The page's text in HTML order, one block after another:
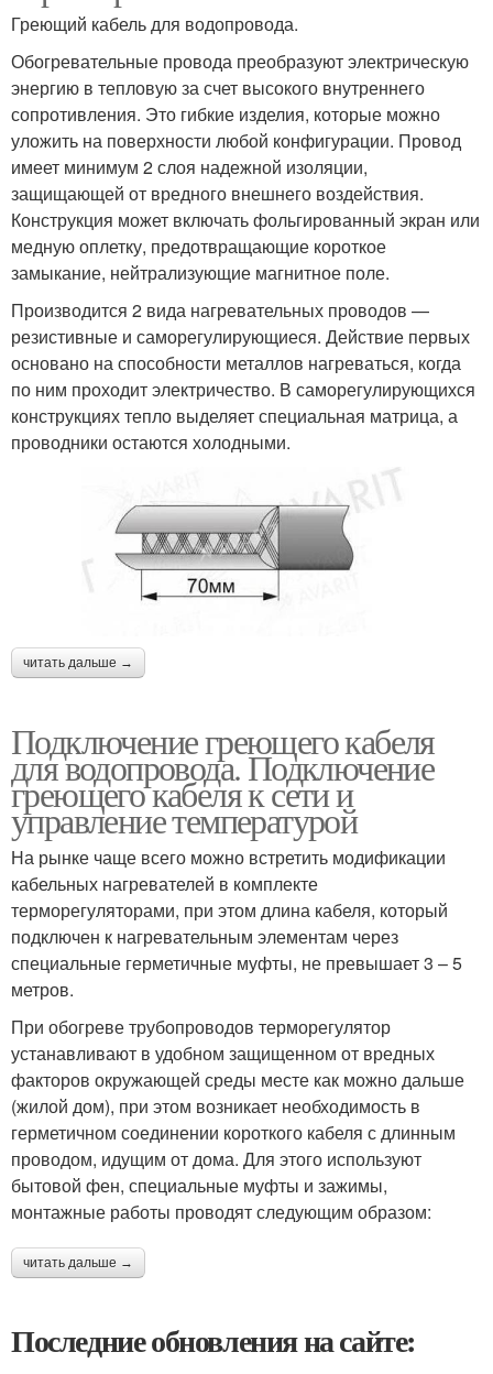
Греющий кабель для водопровода.
Обогревательные провода преобразуют электрическую
энергию в тепловую за счет высокого внутреннего
сопротивления. Это гибкие изделия, которые можно
уложить на поверхности любой конфигурации. Провод
имеет минимум 2 слоя надежной изоляции,
защищающей от вредного внешнего воздействия.
Конструкция может включать фольгированный экран или
медную оплетку, предотвращающие короткое
замыкание, нейтрализующие магнитное поле.
Производится 2 вида нагревательных проводов —
резистивные и саморегулирующиеся. Действие первых
основано на способности металлов нагреваться, когда
по ним проходит электричество. В саморегулирующихся
конструкциях тепло выделяет специальная матрица, а
проводники остаются холодными.
читать дальше →
Подключение греющего кабеля
для водопровода. Подключение
греющего кабеля к сети и
управление температурой
На рынке чаще всего можно встретить модификации
кабельных нагревателей в комплекте
терморегуляторами, при этом длина кабеля, который
подключен к нагревательным элементам через
специальные герметичные муфты, не превышает 3 – 5
метров.
При обогреве трубопроводов терморегулятор
устанавливают в удобном защищенном от вредных
факторов окружающей среды месте как можно дальше
(жилой дом), при этом возникает необходимость в
герметичном соединении короткого кабеля с длинным
проводом, идущим от дома. Для этого используют
бытовой фен, специальные муфты и зажимы,
монтажные работы проводят следующим образом:
читать дальше →
Последние обновления на сайте: